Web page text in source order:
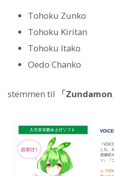
Tohoku Zunko
Tohoku Kiritan
Tohoku Itako
Oedo Chanko
stemmen til 「Zundamon